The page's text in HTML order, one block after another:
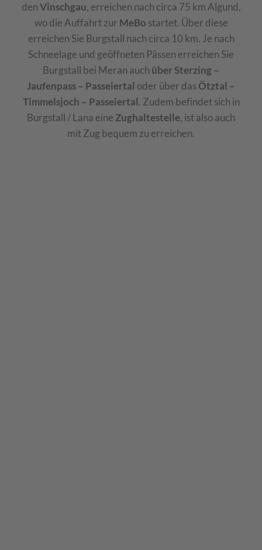
denVinschgau, erreichen nach circa 75 km Algund,
wo die Auffahrt zur MeBo startet. Über diese
erreichen Sie Burgstall nach circa 10 km. Je nach
Schneelage und geöffneten Pässen erreichen Sie
Burgstall bei Meran auch über Sterzing –
Jaufenpass – Passeiertal oder über dasÖtztal –
Timmelsjoch – Passeiertal. Zudem befindet sich in
Burgstall / Lana eine Zughaltestelle, ist also auch
mit Zug bequem zu erreichen.